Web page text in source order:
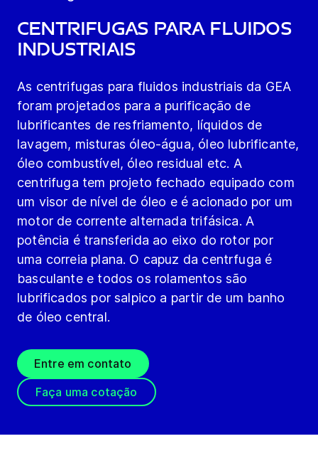
Centrifugas para fluidos
industriais
As centrifugas para fluidos industriais da GEA
foram projetados para a purificação de
lubrificantes de resfriamento, líquidos de
lavagem, misturas óleo-água, óleo lubrificante,
óleo combustível, óleo residual etc. A
centrifuga tem projeto fechado equipado com
um visor de nível de óleo e é acionado por um
motor de corrente alternada trifásica. A
potência é transferida ao eixo do rotor por
uma correia plana. O capuz da centrfuga é
basculante e todos os rolamentos são
lubrificados por salpico a partir de um banho
de óleo central.
Entre em contato
Faça uma cotação